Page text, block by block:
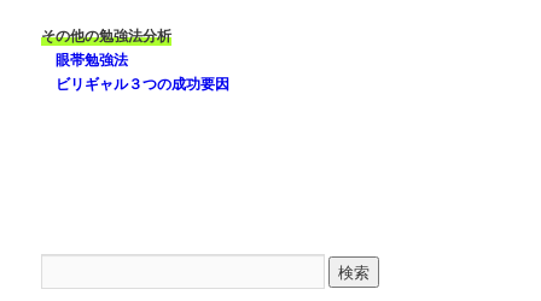
その他の勉強法分析
眼帯勉強法
ビリギャル３つの成功要因